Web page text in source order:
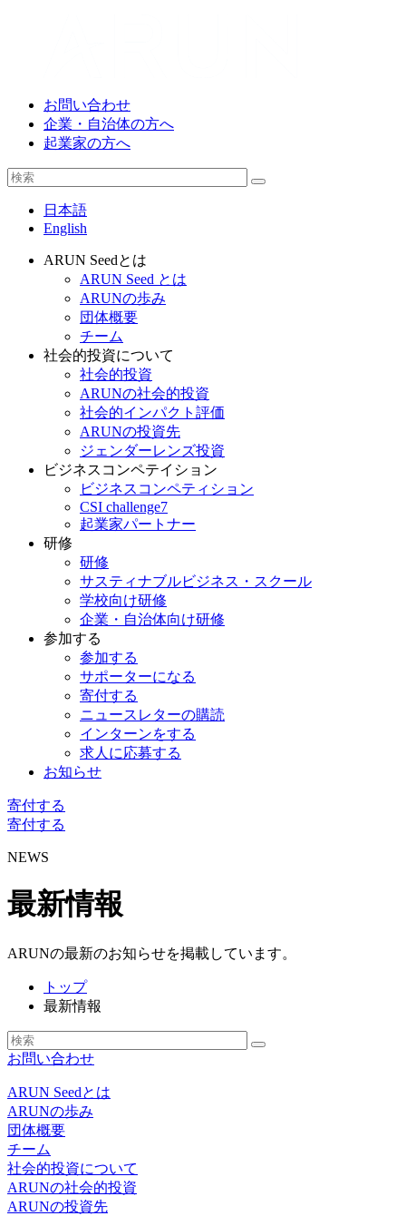
お問い合わせ
企業・自治体の方へ
起業家の方へ
日本語
English
ARUN Seedとは
ARUN Seed とは
ARUNの歩み
団体概要
チーム
社会的投資について
社会的投資
ARUNの社会的投資
社会的インパクト評価
ARUNの投資先
ジェンダーレンズ投資
ビジネスコンペテイション
ビジネスコンペティション
CSI challenge7
起業家パートナー
研修
研修
サスティナブルビジネス・スクール
学校向け研修
企業・自治体向け研修
参加する
参加する
サポーターになる
寄付する
ニュースレターの購読
インターンをする
求人に応募する
お知らせ
寄付する
寄付する
NEWS
最新情報
ARUNの最新のお知らせを掲載しています。
トップ
最新情報
お問い合わせ
ARUN Seedとは
ARUNの歩み
団体概要
チーム
社会的投資について
ARUNの社会的投資
ARUNの投資先